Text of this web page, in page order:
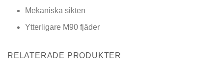
Mekaniska sikten
Ytterligare M90 fjäder
RELATERADE PRODUKTER